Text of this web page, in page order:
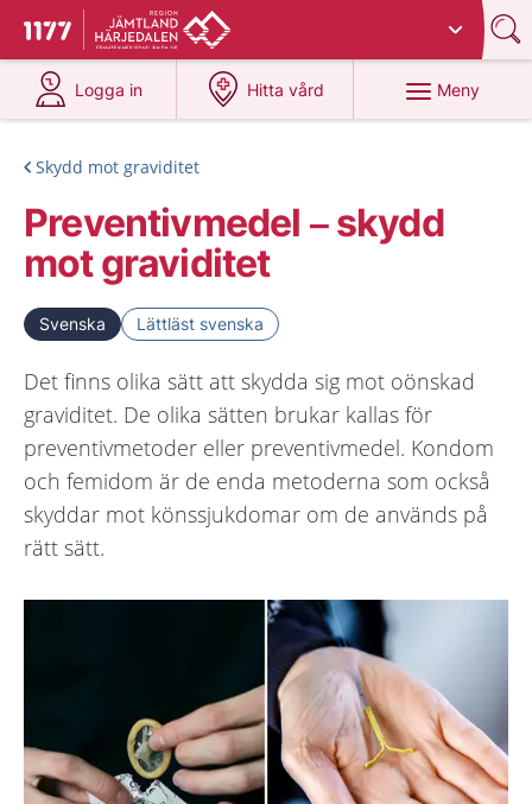
Till startsidan för 1177
Du har valt region
Logga in
på 1177.se
Hitta vård
på 1177.se
Meny
Skydd mot graviditet
Preventivmedel – skydd
mot graviditet
Svenska Lättläst svenska
Det finns olika sätt att skydda sig mot oönskad
graviditet. De olika sätten brukar kallas för
preventivmetoder eller preventivmedel. Kondom
och femidom är de enda metoderna som också
skyddar mot könssjukdomar om de används på
rätt sätt.